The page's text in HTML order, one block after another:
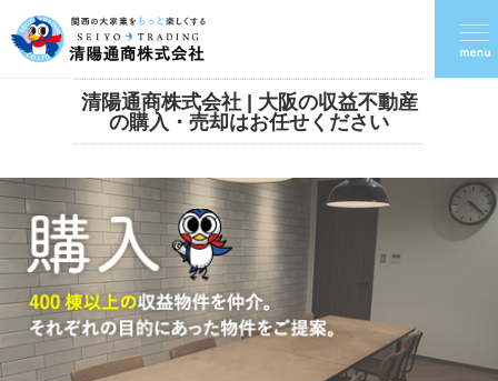
清陽通商株式会社 | 大阪の収益不動産
の購入・売却はお任せください